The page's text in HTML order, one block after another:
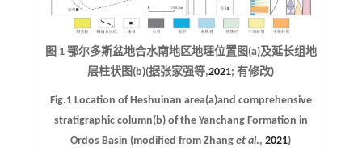
图 1 鄂尔多斯盆地合水南地区地理位置图(a)及延长组地
层柱状图(b)(据张家强等,2021; 有修改)
Fig.1 Location of Heshuinan area(a)and comprehensive
stratigraphic column(b) of the Yanchang Formation in
Ordos Basin (modified from Zhanget al.,2021)